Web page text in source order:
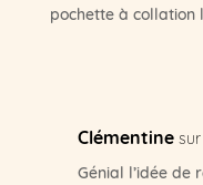
pochette à collation
Clémentine
Génial l’idée de